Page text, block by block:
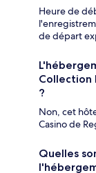
Heure de
de départ
Collection
?
Non, cet
Casino de
Quelles